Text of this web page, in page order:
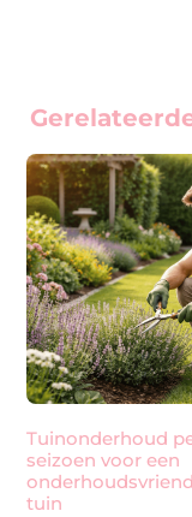
Tuinonderhoud
seizoen voor een
tuin